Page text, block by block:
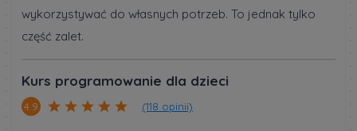
wykorzystywać do własnych potrzeb. To jednak tylko
część zalet.
Kurs programowanie dla dzieci
4.9 (118 opinii)